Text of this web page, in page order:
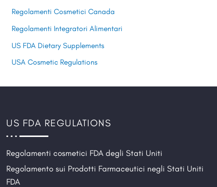
Regolamenti Cosmetici Canada
Regolamenti Integratori Alimentari
US FDA Dietary Supplements
USA Cosmetic Regulations
US FDA REGULATIONS
Regolamenti cosmetici FDA degli Stati Uniti
Regolamento sui Prodotti Farmaceutici negli Stati Uniti
FDA